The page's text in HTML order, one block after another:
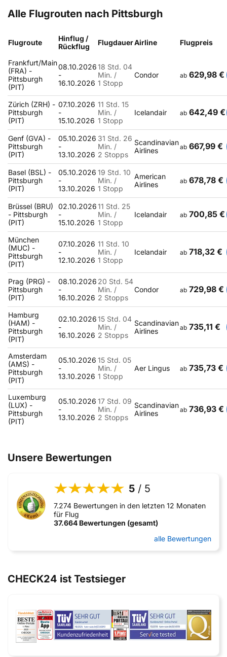
Alle Flugrouten nach Pittsburgh
Flugroute
Hinflug /
Rückflug
FlugdauerAirline Flugpreis
Frankfurt/Main
(FRA) -
Pittsburgh
(PIT)
08.10.2026
-
16.10.2026
18 Std. 04
Min. /
1 Stopp
Condor ab 629,98 €
Zürich (ZRH) -
Pittsburgh
(PIT)
07.10.2026
-
15.10.2026
11 Std. 15
Min. /
1 Stopp
Icelandair ab 642,49 €
Genf (GVA) -
Pittsburgh
(PIT)
05.10.2026
-
13.10.2026
31 Std. 26
Min. /
2 Stopps
Scandinavian
Airlines
ab 667,99 €
Basel (BSL) -
Pittsburgh
(PIT)
05.10.2026
-
13.10.2026
19 Std. 10
Min. /
1 Stopp
American
Airlines
ab 678,78 €
Brüssel (BRU)
- Pittsburgh
(PIT)
02.10.2026
-
15.10.2026
11 Std. 25
Min. /
1 Stopp
Icelandair ab 700,85 €
München
(MUC) -
Pittsburgh
(PIT)
07.10.2026
-
12.10.2026
11 Std. 10
Min. /
1 Stopp
Icelandair ab 718,32 €
Prag (PRG) -
Pittsburgh
(PIT)
08.10.2026
-
16.10.2026
20 Std. 54
Min. /
2 Stopps
Condor ab 729,98 €
Hamburg
(HAM) -
Pittsburgh
(PIT)
02.10.2026
-
16.10.2026
15 Std. 04
Min. /
2 Stopps
Scandinavian
Airlines
ab 735,11 €
Amsterdam
(AMS) -
Pittsburgh
(PIT)
05.10.2026
-
13.10.2026
15 Std. 05
Min. /
1 Stopp
Aer Lingus ab 735,73 €
Luxemburg
(LUX) -
Pittsburgh
(PIT)
05.10.2026
-
13.10.2026
17 Std. 09
Min. /
2 Stopps
Scandinavian
Airlines
ab 736,93 €
Unsere Bewertungen
5 / 5
7.274 Bewertungen in den letzten 12 Monaten
für Flug
37.664 Bewertungen (gesamt)
alle Bewertungen
CHECK24 ist Testsieger